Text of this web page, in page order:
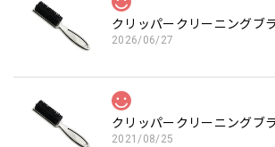
クリッパークリーニングブ
2026/06/27
クリッパークリーニングブ
2021/08/25